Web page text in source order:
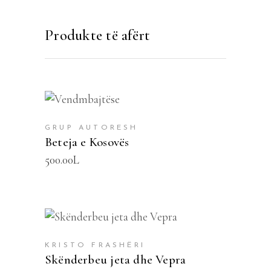
Produkte të afërt
SHTOJE NË SHPORTË
GRUP AUTORESH
Beteja e Kosovës
500.00L
SHTOJE NË SHPORTË
KRISTO FRASHËRI
Skënderbeu jeta dhe Vepra